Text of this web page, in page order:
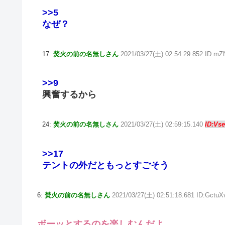
>>5
なぜ？
17: 焚火の前の名無しさん 2021/03/27(土) 02:54:29.852
>>9
興奮するから
24: 焚火の前の名無しさん 2021/03/27(土) 02:59:15.140
>>17
テントの外だともっとすごそう
6: 焚火の前の名無しさん 2021/03/27(土) 02:51:18.681